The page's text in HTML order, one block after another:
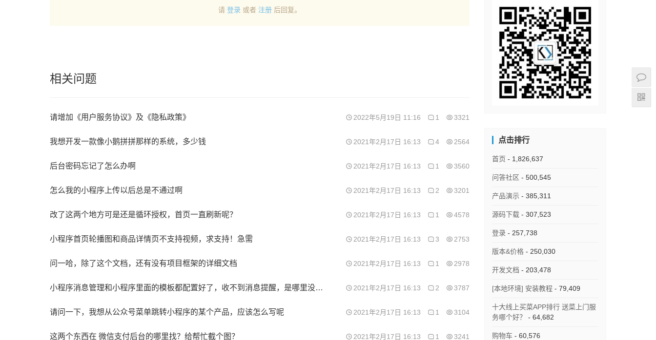
请 登录 或者 注册 后回复。
相关问题
请增加《用户服务协议》及《隐私政策》 2022年5月19日 11:16 1 3321
我想开发一款像小鹅拼拼那样的系统，多少钱 2021年2月17日 16:13 4 2564
后台密码忘记了怎么办啊 2021年2月17日 16:13 1 3560
怎么我的小程序上传以后总是不通过啊 2021年2月17日 16:13 2 3201
改了这两个地方可是还是循环授权，首页一直刷新呢？ 2021年2月17日 16:13 1 4578
小程序首页轮播图和商品详情页不支持视频，求支持！急需 2021年2月17日 16:13 3 2753
问一哈，除了这个文档，还有没有项目框架的详细文档 2021年2月17日 16:13 1 2978
小程序消息管理和小程序里面的模板都配置好了，收不到消息提醒，是哪里没配置好吗？ 2021年2月17日 16:13 2 3787
请问一下，我想从公众号菜单跳转小程序的某个产品，应该怎么写呢 2021年2月17日 16:13 1 3104
这两个东西在 微信支付后台的哪里找？给帮忙截个图？ 2021年2月17日 16:13 1 3241
点击排行
首页 - 1,826,637
问答社区 - 500,545
产品演示 - 385,311
源码下载 - 307,523
登录 - 257,738
版本&价格 - 250,030
开发文档 - 203,478
[本地环境] 安装教程 - 79,409
十大线上买菜APP排行 送菜上门服
务哪个好？
- 64,682
购物车 - 60,576